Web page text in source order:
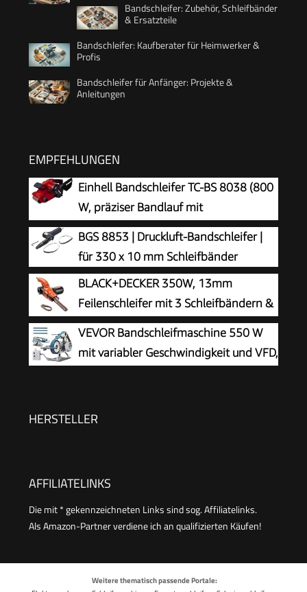
Bandschleifer: Zubehör, Schleifbänder
& Ersatzteile
Bandschleifer: Kaufberater für Heimwerker &
Profis
Bandschleifer für Anfänger: Projekte &
Anleitungen
EMPFEHLUNGEN
Einhell Bandschleifer TC-BS 8038 (800
W, präziser Bandlauf mit
Feinjustierung, keramische Schutz-Einlage,
Zusatzhandgriff, integrierte Staubabsaugung,
inkl. Schleifband)
BGS 8853 | Druckluft-Bandschleifer |
für 330 x 10 mm Schleifbänder
BLACK+DECKER 350W, 13mm
Feilenschleifer mit 3 Schleifbändern &
Staubsammelsystem, KA900E-QS
VEVOR Bandschleifmaschine 550 W
mit variabler Geschwindigkeit und VFD,
Schleifbändern für Metallbearbeitung
HERSTELLER
AFFILIATELINKS
Die mit * gekennzeichneten Links sind sog. Affiliatelinks.
Als Amazon-Partner verdiene ich an qualifizierten Käufen!
Weitere thematisch passende Portale: